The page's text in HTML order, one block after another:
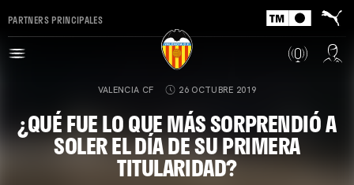
PARTNERS PRINCIPALES
VALENCIA CF 26 OCTUBRE 2019
¿QUÉ FUE LO QUE MÁS SORPRENDIÓ A
SOLER EL DÍA DE SU PRIMERA
TITULARIDAD?